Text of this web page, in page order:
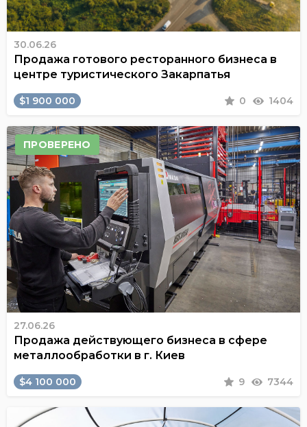
30.06.26
Продажа готового ресторанного бизнеса в
центре туристического Закарпатья
$1 900 000 0 1404
ПРОВЕРЕНО
27.06.26
Продажа действующего бизнеса в сфере
металлообработки в г. Киев
$4 100 000 9 7344